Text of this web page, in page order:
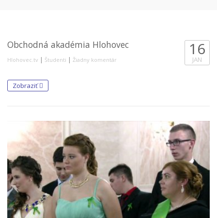
Obchodná akadémia Hlohovec
Hlohovec.tv | Študenti | Žiadny komentár
16
JAN
Zobraziť